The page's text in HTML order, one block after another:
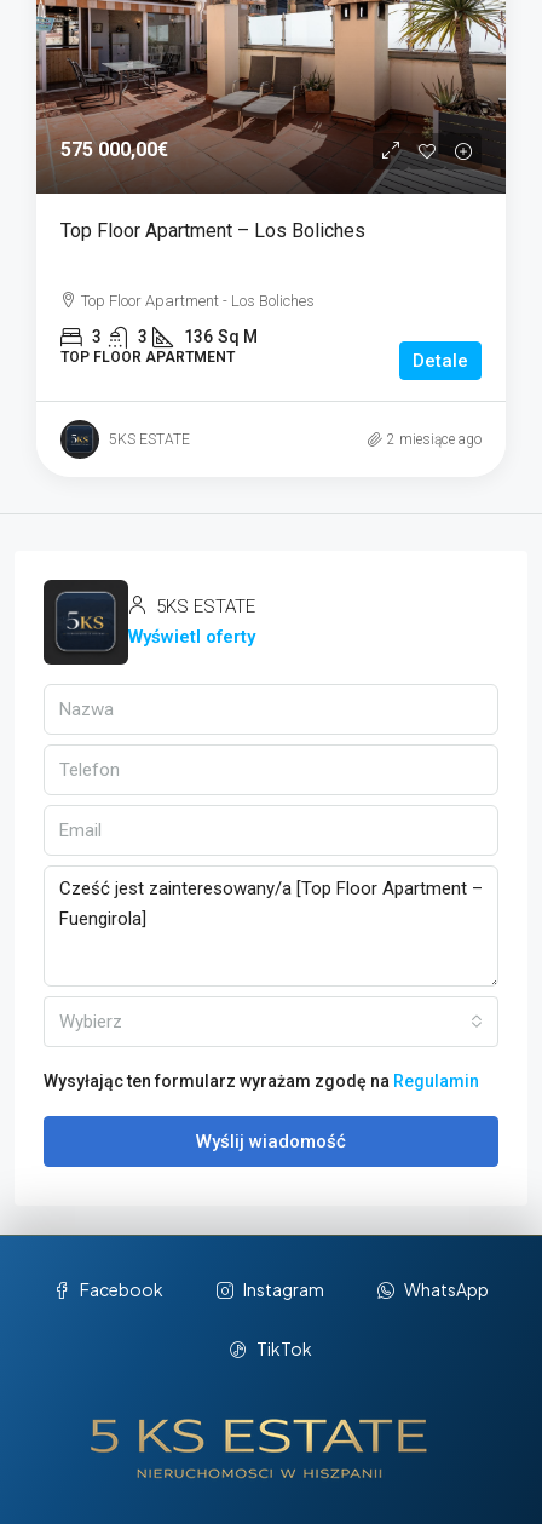
575 000,00€
Top Floor Apartment – Los Boliches
Top Floor Apartment - Los Boliches
3 3 136 Sq M
TOP FLOOR APARTMENT Detale
5KS ESTATE 2 miesiące ago
5KS ESTATE
Wyświetl oferty
Wybierz
Wysyłając ten formularz wyrażam zgodę na Regulamin
Wyślij wiadomość
Facebook Instagram WhatsApp
TikTok